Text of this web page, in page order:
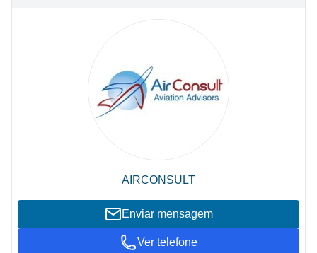
AIRCONSULT
Enviar mensagem
Ver telefone